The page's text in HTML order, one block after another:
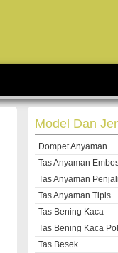
Model Dan
Dompet Anyaman
Tas Anyaman
Tas Anyaman
Tas Anyaman Tipis
Tas Bening Kaca
Tas Bening Kaca
Tas Besek